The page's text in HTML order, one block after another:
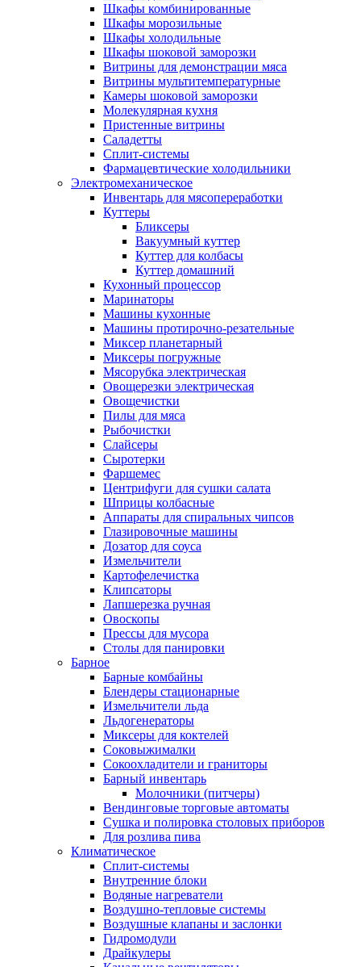
Шкафы комбинированные
Шкафы морозильные
Шкафы холодильные
Шкафы шоковой заморозки
Витрины для демонстрации мяса
Витрины мультитемпературные
Камеры шоковой заморозки
Молекулярная кухня
Пристенные витрины
Саладетты
Сплит-системы
Фармацевтические холодильники
Электромеханическое
Инвентарь для мясопереработки
Куттеры
Бликсеры
Вакуумный куттер
Куттер для колбасы
Куттер домашний
Кухонный процессор
Маринаторы
Машины кухонные
Машины протирочно-резательные
Миксер планетарный
Миксеры погружные
Мясорубка электрическая
Овощерезки электрическая
Овощечистки
Пилы для мяса
Рыбочистки
Слайсеры
Сыротерки
Фаршемес
Центрифуги для сушки салата
Шприцы колбасные
Аппараты для спиральных чипсов
Глазировочные машины
Дозатор для соуса
Измельчители
Картофелечистка
Клипсаторы
Лапшерезка ручная
Овоскопы
Прессы для мусора
Столы для панировки
Барное
Барные комбайны
Блендеры стационарные
Измельчители льда
Льдогенераторы
Миксеры для коктелей
Соковыжималки
Сокоохладители и граниторы
Барный инвентарь
Молочники (питчеры)
Вендинговые торговые автоматы
Сушка и полировка столовых приборов
Для розлива пива
Климатическое
Сплит-системы
Внутренние блоки
Водяные нагреватели
Воздушно-тепловые системы
Воздушные клапаны и заслонки
Гидромодули
Драйкулеры